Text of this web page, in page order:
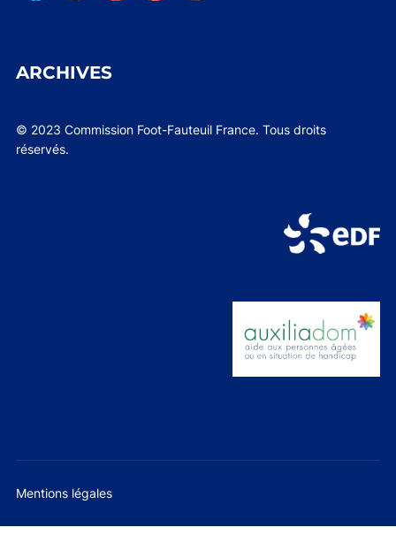
ARCHIVES
© 2023 Commission Foot-Fauteuil France. Tous droits
réservés.
Mentions légales